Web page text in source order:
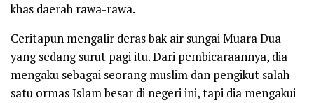
khas daerah rawa-rawa.
Ceritapun mengalir deras bak air sungai Muara Dua
yang sedang surut pagi itu. Dari pembicaraannya, dia
mengaku sebagai seorang muslim dan pengikut salah
satu ormas Islam besar di negeri ini, tapi dia mengakui